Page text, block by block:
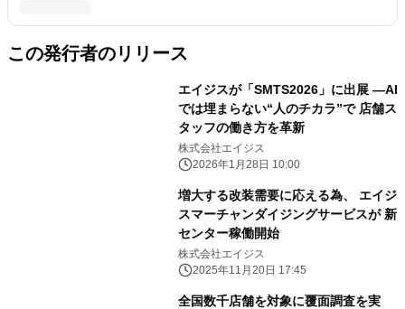
この発行者のリリース
エイジスが「SMTS2026」に出展 ―AI
では埋まらない“人のチカラ”で 店舗ス
タッフの働き方を革新
株式会社エイジス
2026年1月28日 10:00
増大する改装需要に応える為、 エイジ
スマーチャンダイジングサービスが 新
センター稼働開始
株式会社エイジス
2025年11月20日 17:45
全国数千店舗を対象に覆面調査を実